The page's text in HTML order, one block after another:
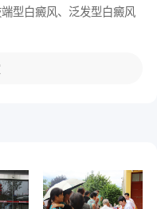
型白癜风、泛发型白癜风